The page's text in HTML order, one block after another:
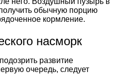
обычную порцию
кормление.
насморк
развитие
очередь, следует